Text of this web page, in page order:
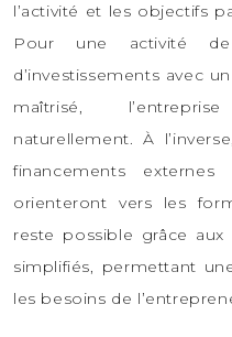
l’activité et les objectifs
Pour une activité
d’investissements avec
maîtrisé,
naturellement. À
financements
orienteront vers les
reste possible grâce aux
simplifiés, permettant
les besoins de